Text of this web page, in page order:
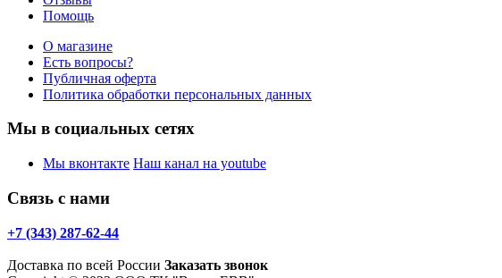
Помощь
О магазине
Есть вопросы?
Публичная оферта
Политика обработки персональных данных
Мы в социальных сетях
Мы вконтакте Наш канал на youtube
Связь с нами
+7 (343) 287-62-44
Доставка по всей России Заказать звонок